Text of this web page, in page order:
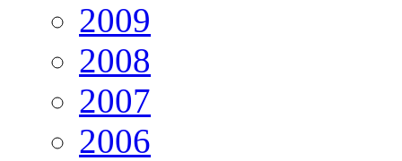
2009
2008
2007
2006